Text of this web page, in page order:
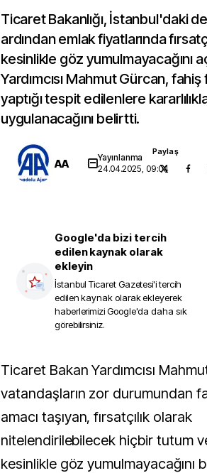
Ticaret Bakanlığı, İstanbul'daki
ardından emlak fiyatlarında
kesinlikle göz yumulmayacağını
Yardımcısı Mahmut Gürcan, fahiş
yaptığı tespit edilenlere
uygulanacağını belirtti.
AA
Yayınlanma
24.04.2025, 09:04
Paylaş
Google'da bizi tercih
edilen kaynak olarak
ekleyin
İstanbul Ticaret Gazetesi'i tercih
edilen kaynak olarak ekleyerek
haberlerimizi Google'da daha sık
görebilirsiniz.
Ticaret Bakan Yardımcısı Mahmut Gürcan,
vatandaşların zor durumundan
amacı taşıyan, fırsatçılık olarak
nitelendirilebilecek hiçbir tutum
kesinlikle göz yumulmayacağını